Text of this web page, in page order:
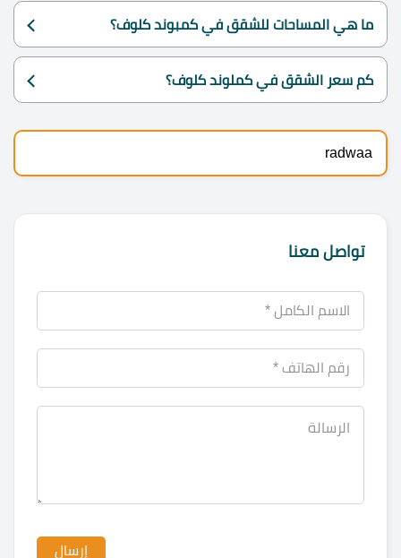
ما هي المساحات للشقق في كمبوند كلوف؟
كم سعر الشقق في كملوند كلوف؟
radwaa
تواصل معنا